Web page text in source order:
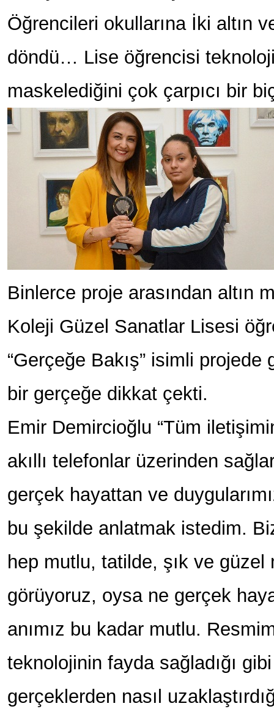
Öğrencileri okullarına İki altın
döndü… Lise öğrencisi
maskelediğini çok çarpıcı bir
Binlerce proje arasından altın
Koleji Güzel Sanatlar Lisesi
“Gerçeğe Bakış” isimli
bir gerçeğe dikkat çekti.
Emir Demircioğlu “Tüm
akıllı telefonlar üzerinden
gerçek hayattan ve
bu şekilde anlatmak istedim.
hep mutlu, tatilde, şık ve güzel
görüyoruz, oysa ne gerçek
anımız bu kadar mutlu.
teknolojinin fayda sağladığı
gerçeklerden nasıl